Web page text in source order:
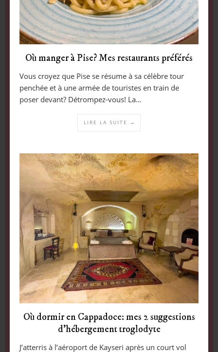
Où manger à Pise? Mes restaurants préférés
Vous croyez que Pise se résume à sa célèbre tour
penchée et à une armée de touristes en train de
poser devant? Détrompez-vous! La…
LIRE LA SUITE →
Où dormir en Cappadoce: mes 2 suggestions
d’hébergement troglodyte
J’atterris à l’aéroport de Kayseri après un court vol